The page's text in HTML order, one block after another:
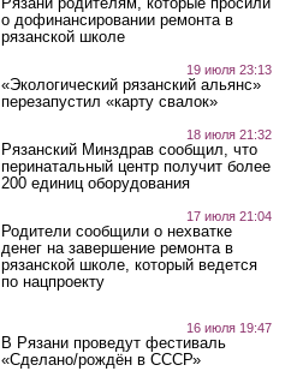
о дофинансировании ремонта в
рязанской школе
19 июля 23:13
«Экологический рязанский альянс»
перезапустил «карту свалок»
18 июля 21:32
Рязанский Минздрав сообщил, что
перинатальный центр получит более
200 единиц оборудования
17 июля 21:04
Родители сообщили о нехватке
денег на завершение ремонта в
рязанской школе, который ведется
по нацпроекту
16 июля 19:47
В Рязани проведут фестиваль
«Сделано/рождён в СССР»